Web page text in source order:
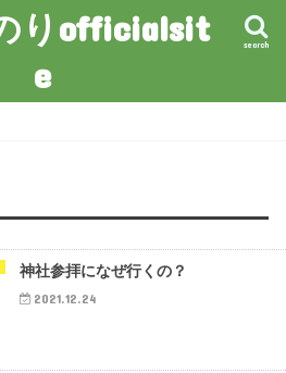
りofficialsit
e
search
神社参拝になぜ行くの？
2021.12.24